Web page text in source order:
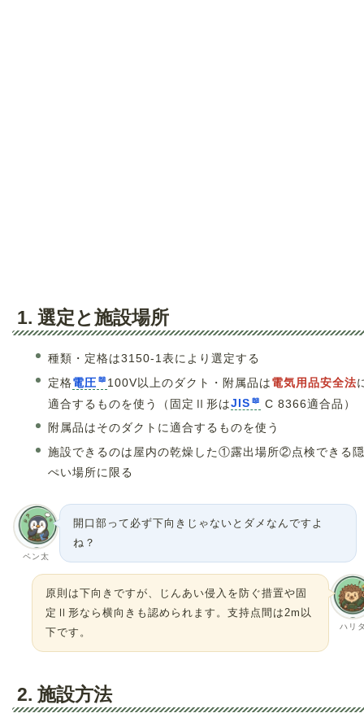
1. 選定と施設場所
種類・定格は3150-1表により選定する
定格電圧 100V以上のダクト・附属品は 電気用品安全法
適合するものを使う（固定Ⅱ形はJIS
C 8366適合品）
附属品はそのダクトに適合するものを使う
施設できるのは屋内の乾燥した①露出場所②点検できる
ぺい場所に限る
ペン太
開口部って必ず下向きじゃないとダメなんですよ
ね？
ハリ
原則は下向きですが、じんあい侵入を防ぐ措置や固
定Ⅱ形なら横向きも認められます。支持点間は2m以
下です。
2. 施設方法